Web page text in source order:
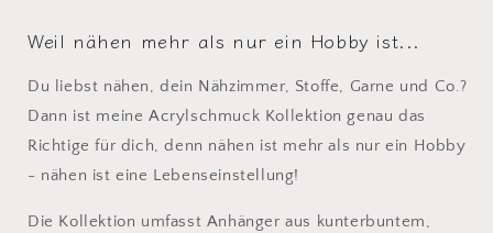
Weil nähen mehr als nur ein Hobby ist...
Du liebst nähen, dein Nähzimmer, Stoffe, Garne und Co.?
Dann ist meine Acrylschmuck Kollektion genau das
Richtige für dich, denn nähen ist mehr als nur ein Hobby
- nähen ist eine Lebenseinstellung!
Die Kollektion umfasst Anhänger aus kunterbuntem,